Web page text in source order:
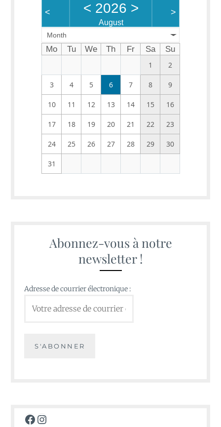
< < 2026 >
August
>
Month
Mo Tu We Th Fr Sa
Su
1
2
3 4 5 6 7 8 9
10 11 12 13 14 15 16
17 18 19 20 21 22 23
24 25 26 27 28 29 30
31
Abonnez-vous à notre
newsletter !
Adresse de courrier électronique :
Facebook
Instagram